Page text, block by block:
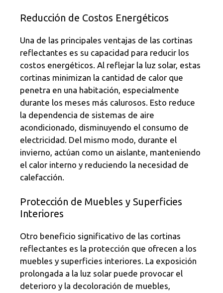
Reducción de Costos Energéticos
Una de las principales ventajas de las cortinas
reflectantes es su capacidad para reducir los
costos energéticos. Al reflejar la luz solar, estas
cortinas minimizan la cantidad de calor que
penetra en una habitación, especialmente
durante los meses más calurosos. Esto reduce
la dependencia de sistemas de aire
acondicionado, disminuyendo el consumo de
electricidad. Del mismo modo, durante el
invierno, actúan como un aislante, manteniendo
el calor interno y reduciendo la necesidad de
calefacción.
Protección de Muebles y Superficies
Interiores
Otro beneficio significativo de las cortinas
reflectantes es la protección que ofrecen a los
muebles y superficies interiores. La exposición
prolongada a la luz solar puede provocar el
deterioro y la decoloración de muebles,